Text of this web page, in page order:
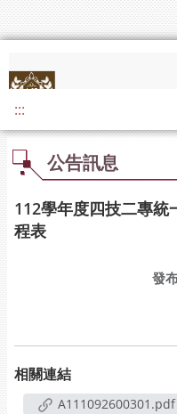
:::
公告訊息
112學年度四技二專統
程表
發
相關連結
A111092600301.pdf